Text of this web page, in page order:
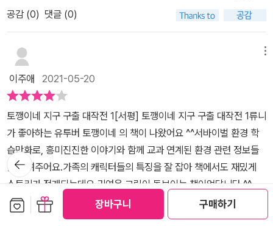
장바구니 구매하기
요. 이 학습만화는 사실과 상상이 혼재되어있어 아이들에게 더 생생
거나 점점 사막화되는 지역이 확대되어가는 등 환경문제는 날이 갈
수록 심각해지는 것이 현실입니다. 만화 속에 조금 더 극단적으로 그
려져있지만 실제와 사실상 별반 차이가 없는 상황이죠. ​ ​ ​ ​ 오염된 공
기탓에 사람들은 숨쉬기조차 어렵고 그로인해 모든 생물들이 점점 더
살아갈 수 있는 터전을 잃어버리고 있습니다. 마치 얼마 전에 보았던
승리호 속에 등장하는 미래의 지구 모습이 이렇지 않을까 싶을 정도
의 묘사네요. 이런 지구... 어쩌죠? 정말 이렇게 되면 어쩌죠? ​ ​ ​ ​ 요즘
도 우리는 자유로운 외출이 부자연스러운데 토깽이네 지구 구출 대작
전에서 그려지는 환경이 파괴된 미래 지구의 모습은 더욱 더 심각한
상태입니다. 거의 숨을 못쉬니까요. 환경문제 해결을 위한 노력은 정
빠예요 .그리고 똑똑한 태권 소녀 누나 나린과 엉뚱한 어리광쟁이 남
동생 다린. 이렇게 4명이 토깽이네 가족 구성원입니다.(이들은 다양
한 놀이를 하며 함께 즐기는 유튜브 채널 '토깽이네'의 네가족이예요.
장시간에 걸쳐 식물의 광합성을 방해하고 새싹을 튀워야할 나무는 싹
을 틔우지 못하게 되면서산소를 생성하는 역활을 하는 숲이 계속 사
라져 가는 지구가 점점 파괴되고 있어요. 밖으로는 나갈 수 없고, 집에
서만 지내야하는 힘든 날들이 계속됩니다.그래서 숲을 되찾기 위해
토깽이네가 출동해요토깽이네의 긴장감 넘치는 한판 승부~!!과연 토
깽이네느 사라져 가는 숲을 구할 수 있을까요​일단 스토리 자체가 흥
미진진하구요, 무엇보다 교과 과정과 연계된 유익하고 알찬 환경 관
련 정보가 가득해서 정말 초등학생 아이들이 꼭 읽어보았으면 ..하는
공감 (0) 댓글 (0)
이주애 2021-05-20
토깽이네 지구 구출 대작전 1[서평] 토깽이네 지구 구출 대작전 1류니
가 좋아하는 유투버 토깽이네 의 책이 나왔어요 ^^서바이벌 환경 학
습만화로, 흥미진진한 이야기와 함께 교과 연계된 환경 관련 정보들
을 알려주어요.가족의 캐릭터들의 특징을 잘 잡아 책에서도 재밌게
스토리가 전개되는데요,귀여운 그림이 돋보이는 책이었답니다 ^^먼
저 등장인물 소개가 나와요엉뚱한 어리광쟁이 다린, 똑똑한 태권소녀
나린. 토깽이네 가족엄마 토깽~ 토깽이네 가족의 아빠 토니!가족 외,
더보기
뒤로가
기